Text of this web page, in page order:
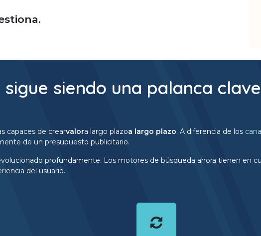
sigue siendo una palanca
capaces de crearvalora largo plazoa largo plazo. A diferencia de los
de un presupuesto publicitario.
profundamente. Los motores de búsqueda ahora tienen en
del usuario.